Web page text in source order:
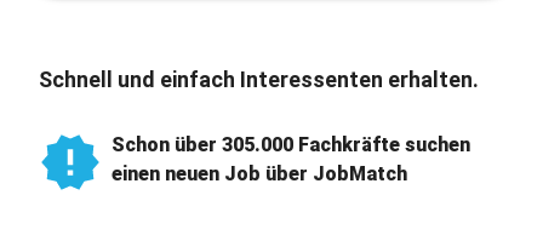
Schnell und einfach Interessenten erhalten.
Schon über 305.000 Fachkräfte suchen
einen neuen Job über JobMatch